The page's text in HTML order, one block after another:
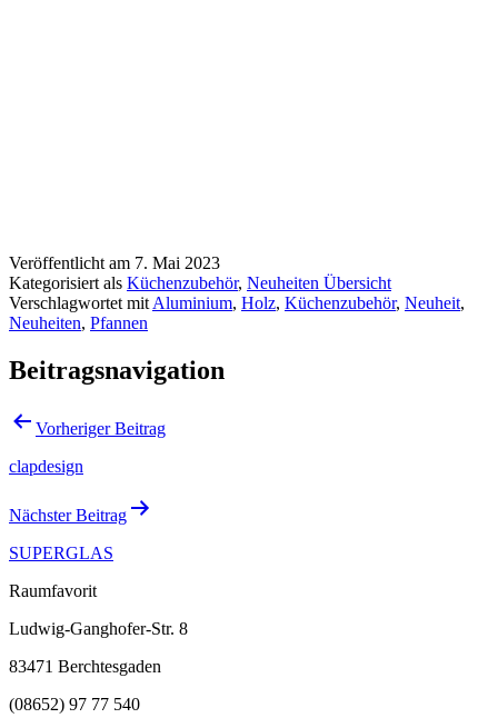
Veröffentlicht am 7. Mai 2023
Kategorisiert als Küchenzubehör, Neuheiten Übersicht
Verschlagwortet mit Aluminium, Holz, Küchenzubehör, Neuheit,
Neuheiten, Pfannen
Beitragsnavigation
Vorheriger Beitrag
clapdesign
Nächster Beitrag
SUPERGLAS
Raumfavorit
Ludwig-Ganghofer-Str. 8
83471 Berchtesgaden
(08652) 97 77 540